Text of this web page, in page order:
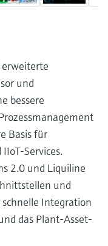
und
bessere
Basis für
Services.
2.0 und Liquiline
und
Integration
das Plant-Asset-